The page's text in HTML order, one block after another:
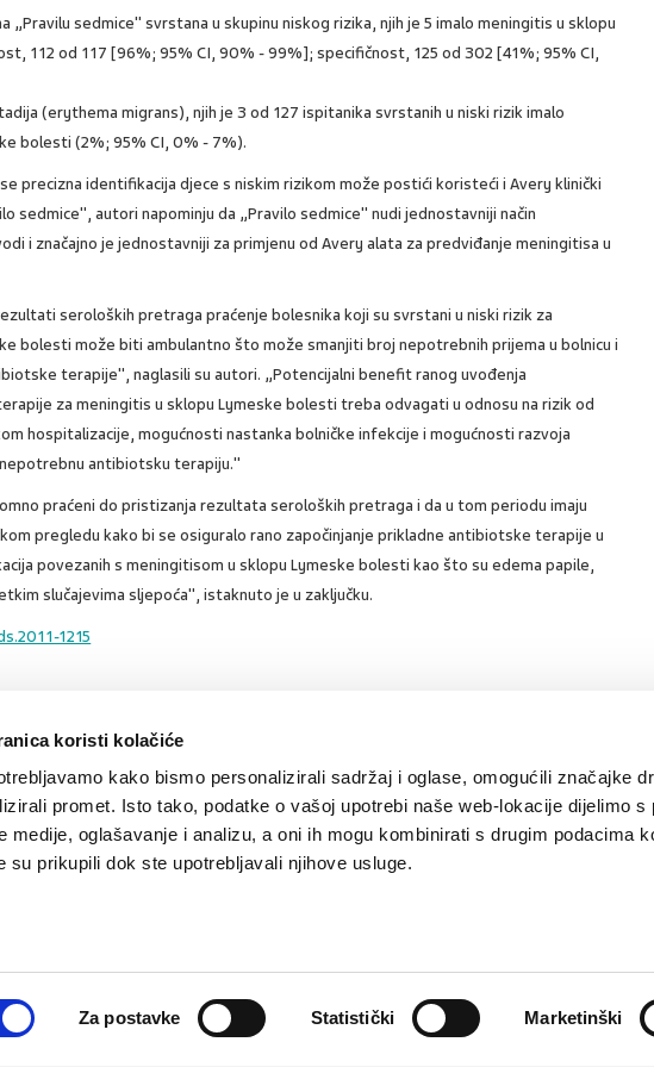
koristi kolačiće
kako bismo personalizirali sadržaj i oglase, omogućili značajke
promet. Isto tako, podatke o vašoj upotrebi naše web-lokacije dijelimo s
medije, oglašavanje i analizu, a oni ih mogu kombinirati s drugim podacima
su prikupili dok ste upotrebljavali njihove usluge.
Za postavke Statistički Marketinški
„Pravilu sedmice" svrstana u skupinu niskog rizika, njih je 5 imalo meningitis u sklopu
112 od 117 [96%; 95% CI, 90% - 99%]; specifičnost, 125 od 302 [41%; 95% CI,
(erythema migrans), njih je 3 od 127 ispitanika svrstanih u niski rizik imalo
bolesti (2%; 95% CI, 0% - 7%).
precizna identifikacija djece s niskim rizikom može postići koristeći i Avery klinički
sedmice", autori napominju da „Pravilo sedmice" nudi jednostavniji način
i značajno je jednostavniji za primjenu od Avery alata za predviđanje meningitisa u
seroloških pretraga praćenje bolesnika koji su svrstani u niski rizik za
bolesti može biti ambulantno što može smanjiti broj nepotrebnih prijema u bolnicu i
terapije", naglasili su autori. „Potencijalni benefit ranog uvođenja
za meningitis u sklopu Lymeske bolesti treba odvagati u odnosu na rizik od
hospitalizacije, mogućnosti nastanka bolničke infekcije i mogućnosti razvoja
antibiotsku terapiju."
praćeni do pristizanja rezultata seroloških pretraga i da u tom periodu imaju
pregledu kako bi se osiguralo rano započinjanje prikladne antibiotske terapije u
povezanih s meningitisom u sklopu Lymeske bolesti kao što su edema papile,
slučajevima sljepoća", istaknuto je u zaključku.
1215
Važne pravne
TevaGlobal site PLIVAzdravlje.hr PLIVA.hr
Partneri:CMJ,HPD,kardio.hr Liječnički vjesnik,Medicinski